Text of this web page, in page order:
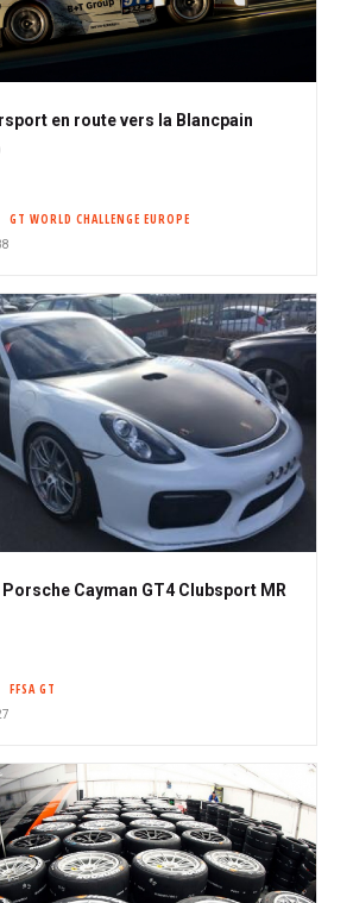
en route vers la Blancpain
GT WORLD CHALLENGE EUROPE
Cayman GT4 Clubsport MR
FFSA GT